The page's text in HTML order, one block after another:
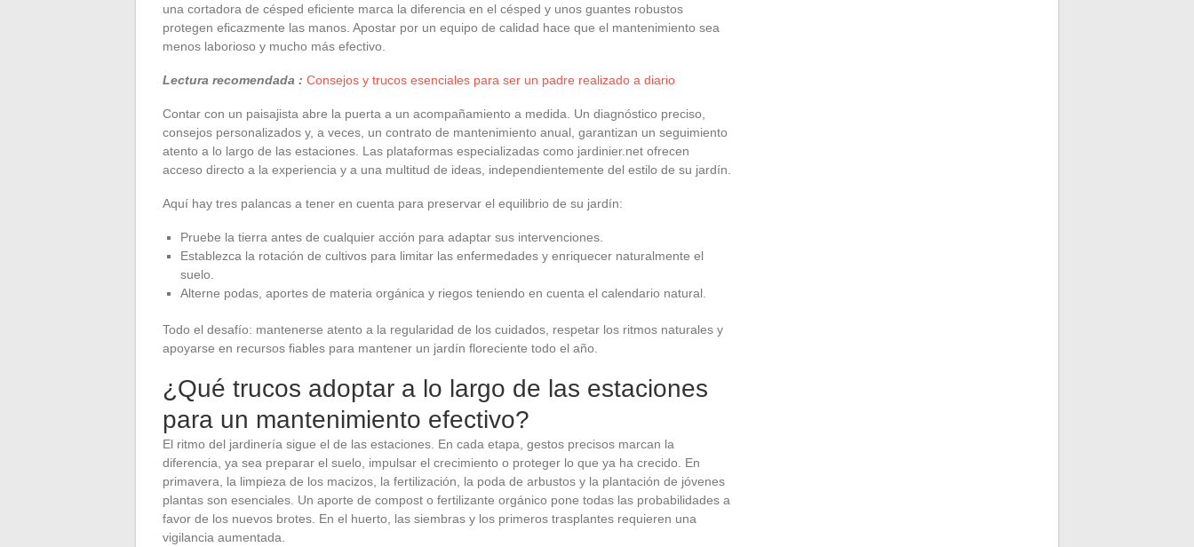
una cortadora de césped eficiente marca la diferencia en el césped y unos guantes robustos
protegen eficazmente las manos. Apostar por un equipo de calidad hace que el mantenimiento sea
menos laborioso y mucho más efectivo.
Lectura recomendada : Consejos y trucos esenciales para ser un padre realizado a diario
Contar con un paisajista abre la puerta a un acompañamiento a medida. Un diagnóstico preciso,
consejos personalizados y, a veces, un contrato de mantenimiento anual, garantizan un seguimiento
atento a lo largo de las estaciones. Las plataformas especializadas como jardinier.net ofrecen
acceso directo a la experiencia y a una multitud de ideas, independientemente del estilo de su jardín.
Aquí hay tres palancas a tener en cuenta para preservar el equilibrio de su jardín:
Pruebe la tierra antes de cualquier acción para adaptar sus intervenciones.
Establezca la rotación de cultivos para limitar las enfermedades y enriquecer naturalmente el
suelo.
Alterne podas, aportes de materia orgánica y riegos teniendo en cuenta el calendario natural.
Todo el desafío: mantenerse atento a la regularidad de los cuidados, respetar los ritmos naturales y
apoyarse en recursos fiables para mantener un jardín floreciente todo el año.
¿Qué trucos adoptar a lo largo de las estaciones
para un mantenimiento efectivo?
El ritmo del jardinería sigue el de las estaciones. En cada etapa, gestos precisos marcan la
diferencia, ya sea preparar el suelo, impulsar el crecimiento o proteger lo que ya ha crecido. En
primavera, la limpieza de los macizos, la fertilización, la poda de arbustos y la plantación de jóvenes
plantas son esenciales. Un aporte de compost o fertilizante orgánico pone todas las probabilidades a
favor de los nuevos brotes. En el huerto, las siembras y los primeros trasplantes requieren una
vigilancia aumentada.